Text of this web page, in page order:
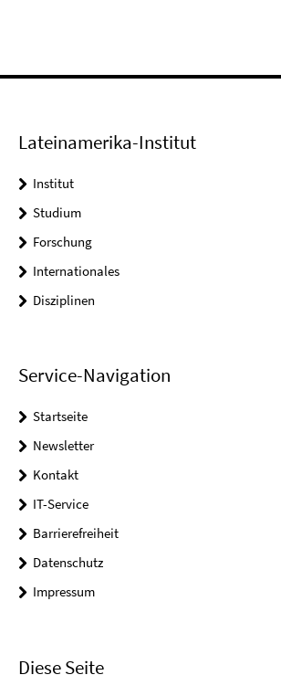
Lateinamerika-Institut
Institut
Studium
Forschung
Internationales
Disziplinen
Service-Navigation
Startseite
Newsletter
Kontakt
IT-Service
Barrierefreiheit
Datenschutz
Impressum
Diese Seite